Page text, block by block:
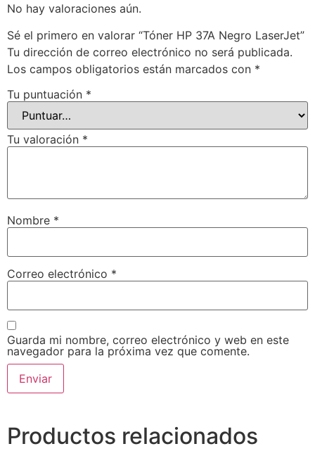
No hay valoraciones aún.
Sé el primero en valorar “Tóner HP 37A Negro LaserJet”
Tu dirección de correo electrónico no será publicada.
Los campos obligatorios están marcados con *
Tu puntuación *
Tu valoración *
Nombre *
Correo electrónico *
Guarda mi nombre, correo electrónico y web en este
navegador para la próxima vez que comente.
Productos relacionados